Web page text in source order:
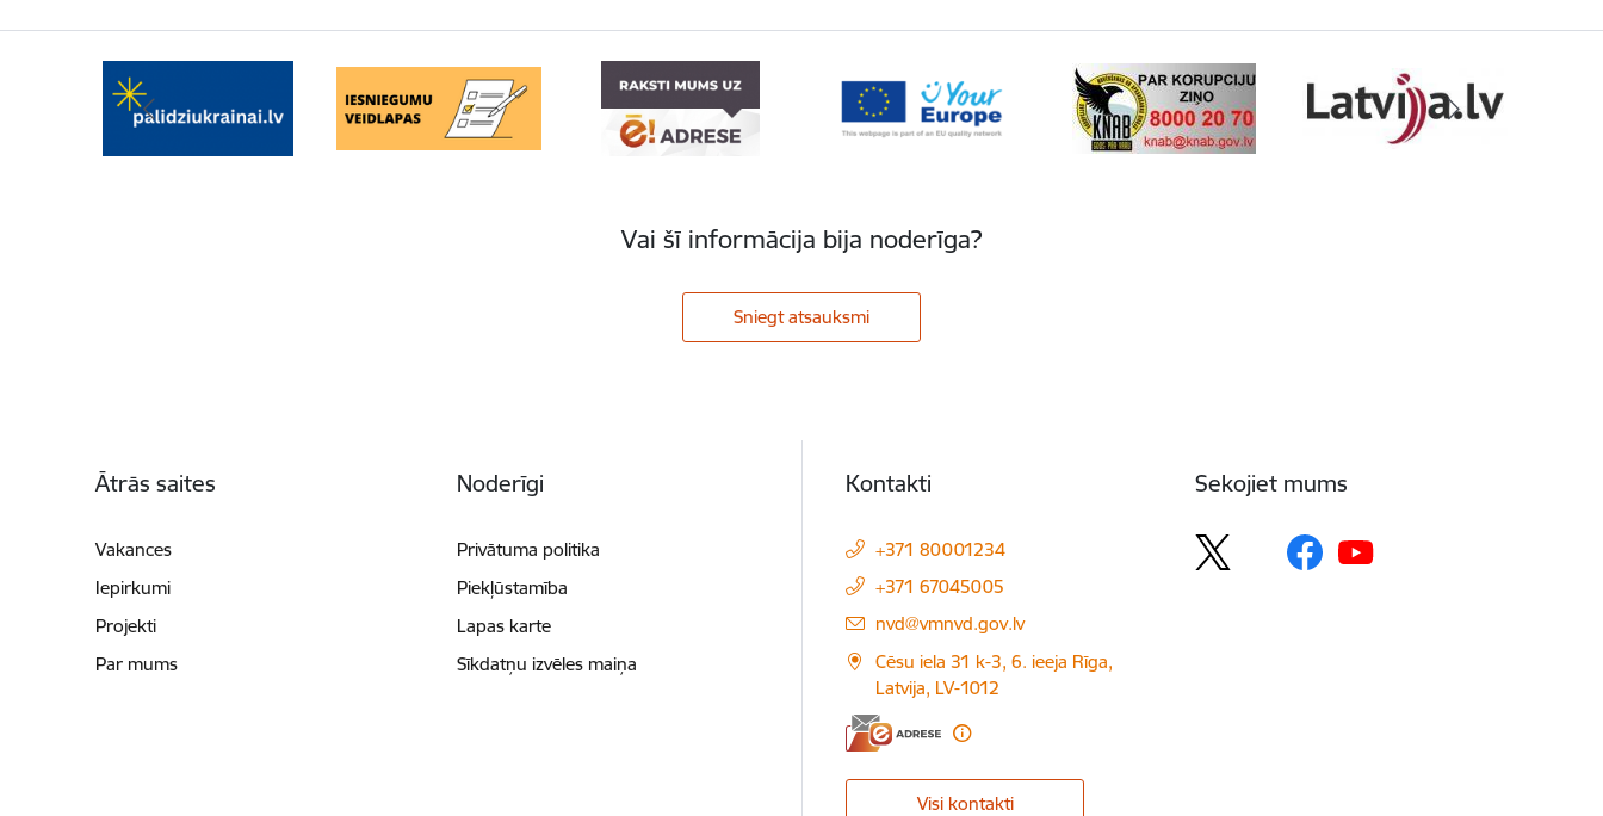
Vai šī informācija bija noderīga?
Sniegt atsauksmi
Ātrās saites
Vakances
Iepirkumi
Projekti
Par mums
Noderīgi
Privātuma politika
Piekļūstamība
Lapas karte
Sīkdatņu izvēles maiņa
Kontakti
+371 80001234
+371 67045005
E-pasts:
nvd@vmnvd.gov.lv
Cēsu iela 31 k-3, 6. ieeja Rīga,
Latvija, LV-1012
Visi kontakti
Sekojiet mums